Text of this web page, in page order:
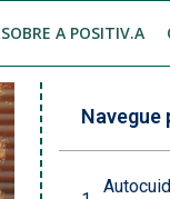
SOBRE A POSITIV.A
Navegue